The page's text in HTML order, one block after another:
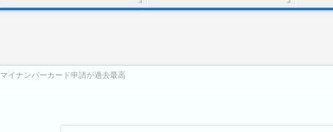
マイナンバーカード申請が過去最高